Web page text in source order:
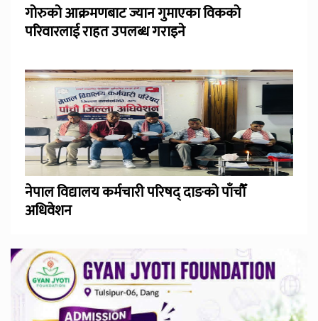
गोरुको आक्रमणबाट ज्यान गुमाएका विकको
परिवारलाई राहत उपलब्ध गराइने
नेपाल विद्यालय कर्मचारी परिषद् दाङको पाँचौँ
अधिवेशन